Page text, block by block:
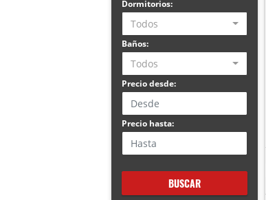
Dormitorios:
Todos
Baños:
Todos
Precio desde:
Precio hasta:
BUSCAR